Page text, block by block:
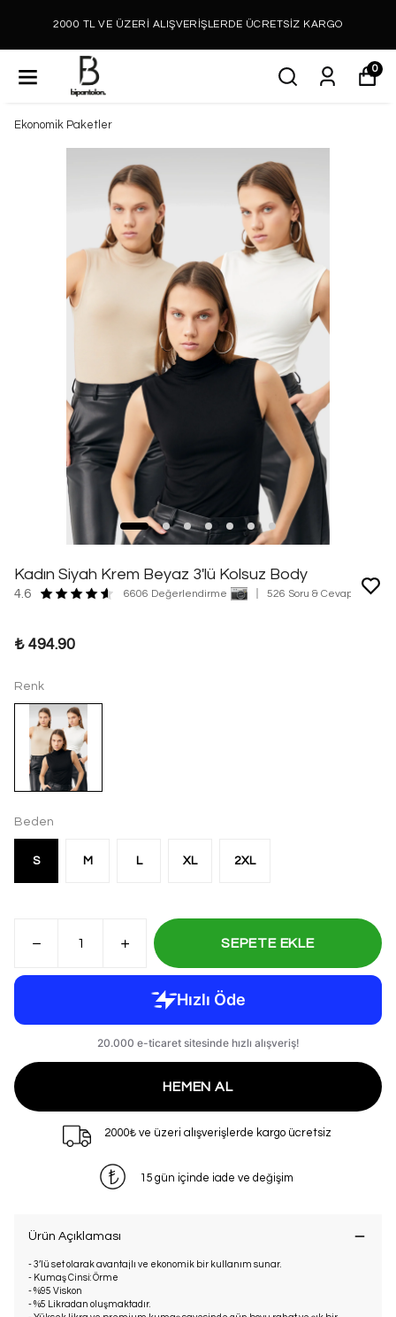
2000 TL VE ÜZERİ ALIŞVERİŞLERDE ÜCRETSİZ KARGO
0
Ekonomik Paketler
Kadın Siyah Krem Beyaz 3'lü Kolsuz Body
4.6 6606 Değerlendirme 526 Soru & Cevap
₺ 494.90
Renk
Beden
S M L XL 2XL
SEPETE EKLE
HEMEN AL
2000₺ ve üzeri alışverişlerde kargo ücretsiz
15 gün içinde iade ve değişim
Ürün Açıklaması
- 3’lü set olarak avantajlı ve ekonomik bir kullanım sunar.
- Kumaş Cinsi: Örme
- %95 Viskon
- %5 Likradan oluşmaktadır.